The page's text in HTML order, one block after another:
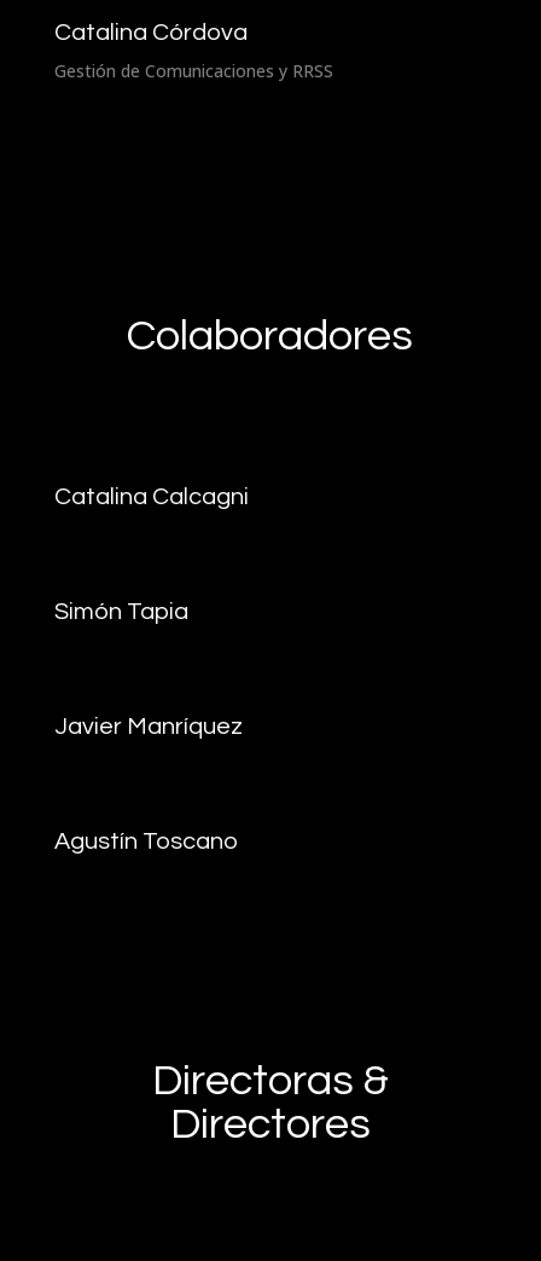
Catalina Córdova
Gestión de Comunicaciones y RRSS
Colaboradores
Catalina Calcagni
Simón Tapia
Javier Manríquez
Agustín Toscano
Directoras &
Directores